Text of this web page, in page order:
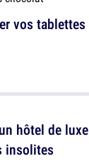
vos tablettes
hôtel de luxe
insolites